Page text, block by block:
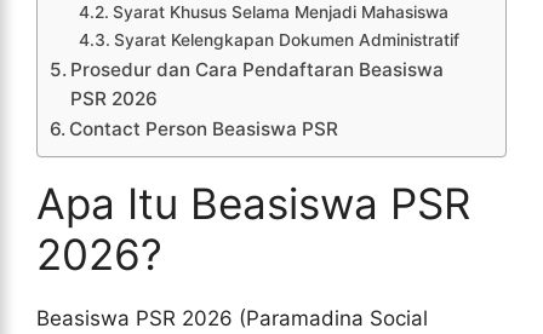
Syarat Khusus Selama Menjadi Mahasiswa
Syarat Kelengkapan Dokumen Administratif
Prosedur dan Cara Pendaftaran Beasiswa
PSR 2026
Contact Person Beasiswa PSR
Apa Itu Beasiswa PSR
2026?
Beasiswa PSR 2026 (Paramadina Social